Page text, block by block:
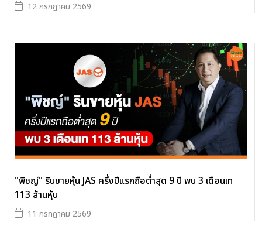
12 กรกฎาคม 2569
"พิชญ์" รินขายหุ้น JAS ครึ่งปีแรกถือต่ำสุด 9 ปี พบ 3 เดือนเท
113 ล้านหุ้น
11 กรกฎาคม 2569